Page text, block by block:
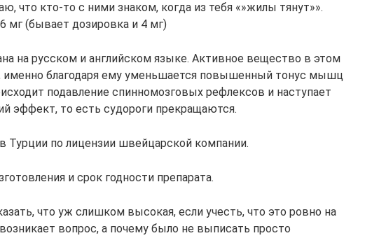
что кто-то с ними знаком, когда из тебя «»жилы тянут»».
мг (бывает дозировка и 4 мг)
на русском и английском языке. Активное вещество в этом
именно благодаря ему уменьшается повышенный тонус мышц
подавление спинномозговых рефлексов и наступает
эффект, то есть судороги прекращаются.
по лицензии швейцарской компании.
и срок годности препарата.
что уж слишком высокая, если учесть, что это ровно на
вопрос, а почему было не выписать просто